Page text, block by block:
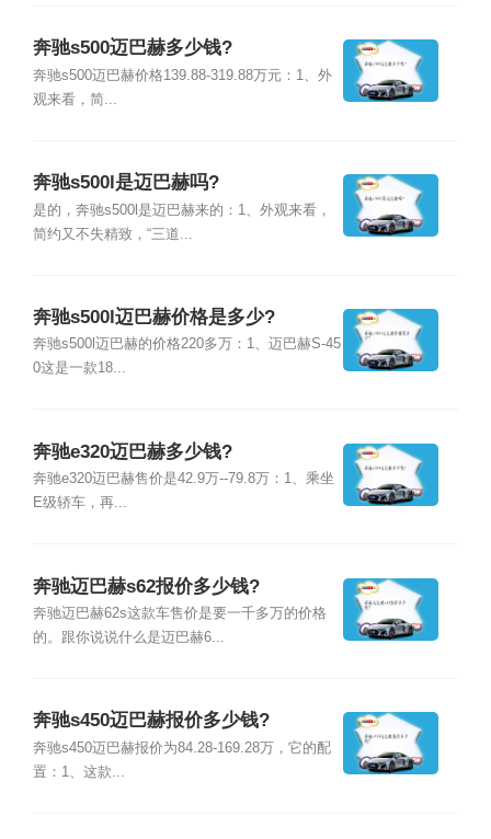
奔驰s500迈巴赫多少钱?
奔驰s500迈巴赫价格139.88-319.88万元：1、外
观来看，简...
奔驰s500l是迈巴赫吗?
是的，奔驰s500l是迈巴赫来的：1、外观来看，
简约又不失精致，“三道...
奔驰s500l迈巴赫价格是多少?
奔驰s500l迈巴赫的价格220多万：1、迈巴赫S-45
0这是一款18...
奔驰e320迈巴赫多少钱?
奔驰e320迈巴赫售价是42.9万--79.8万：1、乘坐
E级轿车，再...
奔驰迈巴赫s62报价多少钱?
奔驰迈巴赫62s这款车售价是要一千多万的价格
的。跟你说说什么是迈巴赫6...
奔驰s450迈巴赫报价多少钱?
奔驰s450迈巴赫报价为84.28-169.28万，它的配
置：1、这款...